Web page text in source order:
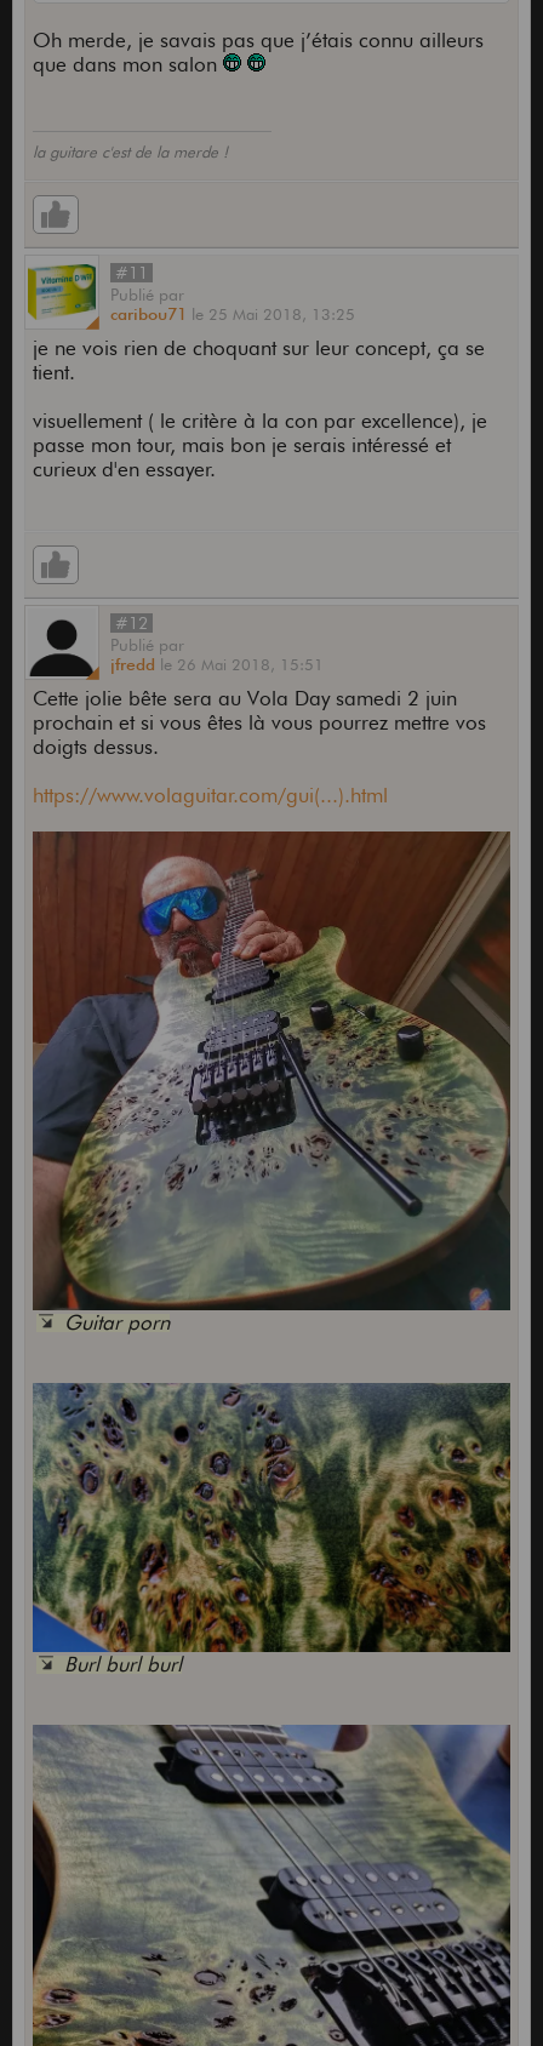
Oh merde, je savais pas que j’étais connu ailleurs
que dans mon salon
la guitare c'est de la merde !
#11
Publié par
caribou71 le 25 Mai 2018, 13:25
je ne vois rien de choquant sur leur concept, ça se
tient.
visuellement ( le critère à la con par excellence), je
passe mon tour, mais bon je serais intéressé et
curieux d'en essayer.
#12
Publié par
jfredd le 26 Mai 2018, 15:51
Cette jolie bête sera au Vola Day samedi 2 juin
prochain et si vous êtes là vous pourrez mettre vos
doigts dessus.
https://www.volaguitar.com/gui(...).html
Guitar porn
Burl burl burl